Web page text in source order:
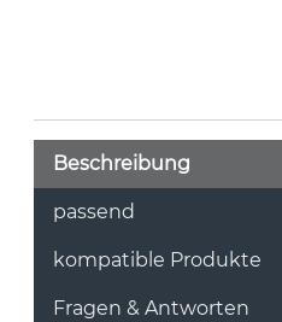
Beschreibung
passend
kompatible Produkte
Fragen & Antworten